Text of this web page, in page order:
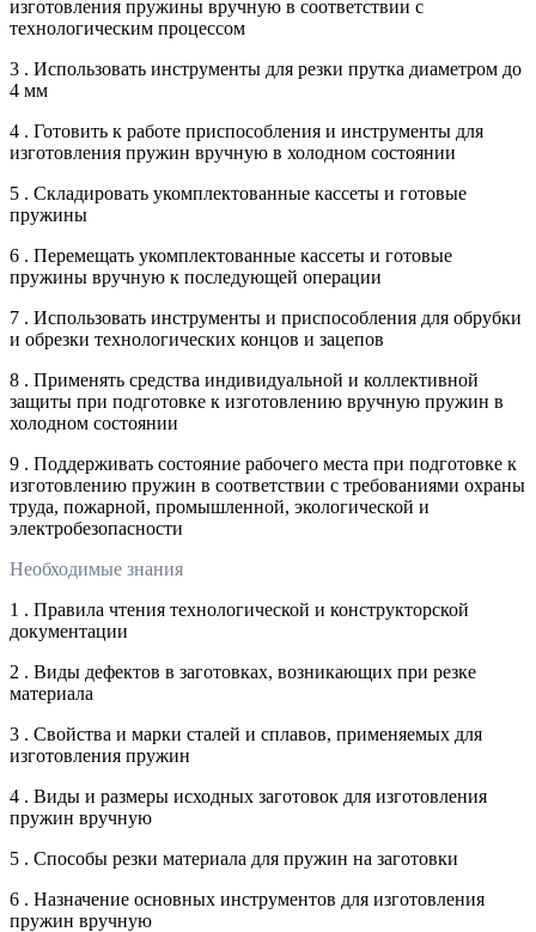
изготовления пружины вручную в соответствии с
технологическим процессом
3 . Использовать инструменты для резки прутка диаметром до
4 мм
4 . Готовить к работе приспособления и инструменты для
изготовления пружин вручную в холодном состоянии
5 . Складировать укомплектованные кассеты и готовые
пружины
6 . Перемещать укомплектованные кассеты и готовые
пружины вручную к последующей операции
7 . Использовать инструменты и приспособления для обрубки
и обрезки технологических концов и зацепов
8 . Применять средства индивидуальной и коллективной
защиты при подготовке к изготовлению вручную пружин в
холодном состоянии
9 . Поддерживать состояние рабочего места при подготовке к
изготовлению пружин в соответствии с требованиями охраны
труда, пожарной, промышленной, экологической и
электробезопасности
Необходимые знания
1 . Правила чтения технологической и конструкторской
документации
2 . Виды дефектов в заготовках, возникающих при резке
материала
3 . Свойства и марки сталей и сплавов, применяемых для
изготовления пружин
4 . Виды и размеры исходных заготовок для изготовления
пружин вручную
5 . Способы резки материала для пружин на заготовки
6 . Назначение основных инструментов для изготовления
пружин вручную